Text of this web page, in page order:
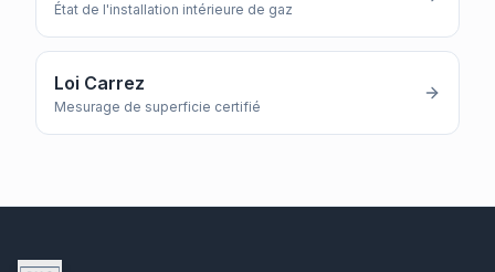
État de l'installation intérieure de gaz
Loi Carrez
Mesurage de superficie certifié